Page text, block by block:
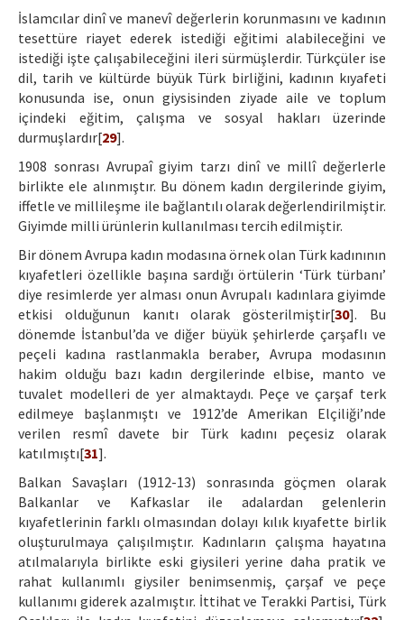
İslamcılar dinî ve manevî değerlerin korunmasını ve kadının
tesettüre riayet ederek istediği eğitimi alabileceğini ve
istediği işte çalışabileceğini ileri sürmüşlerdir. Türkçüler ise
dil, tarih ve kültürde büyük Türk birliğini, kadının kıyafeti
konusunda ise, onun giysisinden ziyade aile ve toplum
içindeki eğitim, çalışma ve sosyal hakları üzerinde
durmuşlardır[29].
1908 sonrası Avrupaî giyim tarzı dinî ve millî değerlerle
birlikte ele alınmıştır. Bu dönem kadın dergilerinde giyim,
iffetle ve millileşme ile bağlantılı olarak değerlendirilmiştir.
Giyimde milli ürünlerin kullanılması tercih edilmiştir.
Bir dönem Avrupa kadın modasına örnek olan Türk kadınının
kıyafetleri özellikle başına sardığı örtülerin ‘Türk türbanı’
diye resimlerde yer alması onun Avrupalı kadınlara giyimde
etkisi olduğunun kanıtı olarak gösterilmiştir[30]. Bu
dönemde İstanbul’da ve diğer büyük şehirlerde çarşaflı ve
peçeli kadına rastlanmakla beraber, Avrupa modasının
hakim olduğu bazı kadın dergilerinde elbise, manto ve
tuvalet modelleri de yer almaktaydı. Peçe ve çarşaf terk
edilmeye başlanmıştı ve 1912’de Amerikan Elçiliği’nde
verilen resmî davete bir Türk kadını peçesiz olarak
katılmıştı[31].
Balkan Savaşları (1912-13) sonrasında göçmen olarak
Balkanlar ve Kafkaslar ile adalardan gelenlerin
kıyafetlerinin farklı olmasından dolayı kılık kıyafette birlik
oluşturulmaya çalışılmıştır. Kadınların çalışma hayatına
atılmalarıyla birlikte eski giysileri yerine daha pratik ve
rahat kullanımlı giysiler benimsenmiş, çarşaf ve peçe
kullanımı giderek azalmıştır. İttihat ve Terakki Partisi, Türk